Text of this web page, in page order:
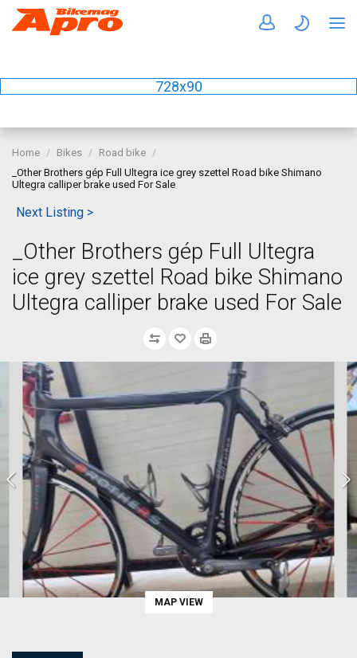
728x90
Home Bikes
Road bike
_Other Brothers gép Full Ultegra ice grey szettel Road bike Shimano
Ultegra calliper brake used For Sale
Next Listing >
_Other Brothers gép Full Ultegra
ice grey szettel Road bike Shimano
Ultegra calliper brake used For Sale
MAP VIEW